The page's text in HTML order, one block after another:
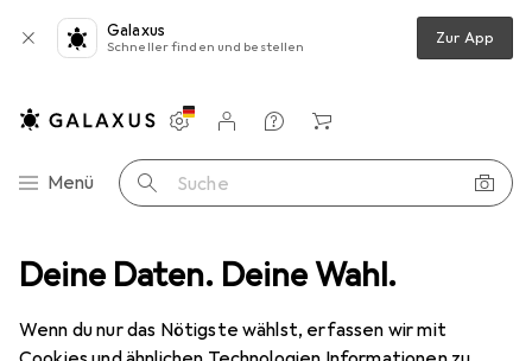
Deine Daten. Deine Wahl.
Wenn du nur das Nötigste wählst, erfassen wir mit
Galaxus
Schneller finden und bestellen Zur App
Navigation nach Kategorien
Menü Suche
Einstellungen
Kundenkonto
Vergleichslisten
Merklisten
Warenkorb
Mixen + Schneiden Unold Esge Mischen von Puodelis (7126)